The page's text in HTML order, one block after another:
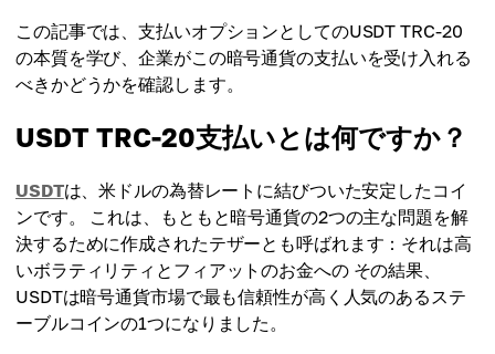
この記事では、支払いオプションとしてのUSDT TRC-20
の本質を学び、企業がこの暗号通貨の支払いを受け入れる
べきかどうかを確認します。
USDT TRC-20支払いとは何ですか？
USDTは、米ドルの為替レートに結びついた安定したコイ
ンです。 これは、もともと暗号通貨の2つの主な問題を解
決するために作成されたテザーとも呼ばれます：それは高
いボラティリティとフィアットのお金への その結果、
USDTは暗号通貨市場で最も信頼性が高く人気のあるステ
ーブルコインの1つになりました。